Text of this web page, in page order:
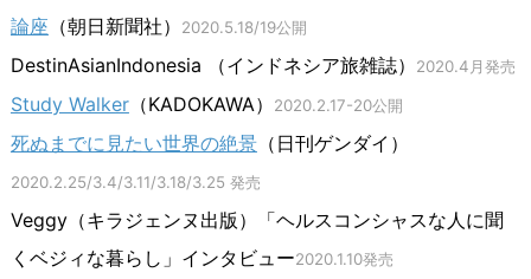
論座 （朝日新聞社） 2020.5.18/19公開
DestinAsianIndonesia （インドネシア旅雑誌） 2020.4月発売
Study Walker（KADOKAWA） 2020.2.17-20公開
死ぬまでに見たい世界の絶景（日刊ゲンダイ）
2020.2.25/3.4/3.11/3.18/3.25 発売
Veggy（キラジェンヌ出版）「ヘルスコンシャスな人に聞
くベジィな暮らし」インタビュー2020.1.10発売